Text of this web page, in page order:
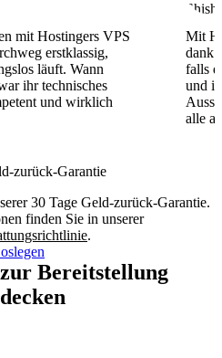
mit Hostingers VPS
erstklassig,
läuft. Wann
ihr technisches
und wirklich
Mit
dank
falls
und
alle
zurück-Garantie
30 Tage Geld-zurück-Garantie.
finden Sie in unserer
.
Bereitstellung